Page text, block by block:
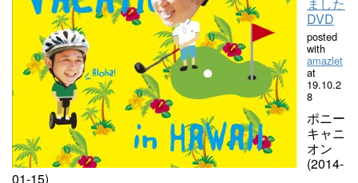
DVD
posted
with
amazlet
at
19.10.2
8
ポニー
キャニ
オン
(2014-
01-15)